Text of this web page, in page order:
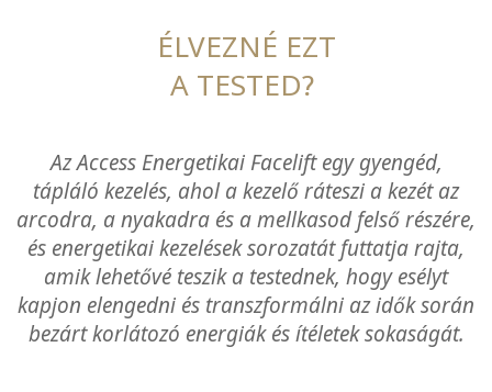
Tanítsd
KAPCSOLAT
KERESÉS
ÉLVEZNÉ EZT
A TESTED?
Az Access Energetikai Facelift egy gyengéd,
tápláló kezelés, ahol a kezelő ráteszi a kezét az
arcodra, a nyakadra és a mellkasod felső részére,
és energetikai kezelések sorozatát futtatja rajta,
amik lehetővé teszik a testednek, hogy esélyt
kapjon elengedni és transzformálni az idők során
bezárt korlátozó energiák és ítéletek sokaságát.